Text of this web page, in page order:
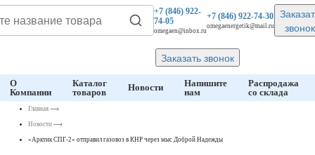
+7 (846)922-
74-05
omegaen@inbox.ru
+7 (846)922-74-30
omegaenergetik@mail.ru
звонок
Заказать звонок
О
Компании
Каталог
товаров
Новости
Напишите
нам
Распродажа
со склада
Главная ⟶
Новости ⟶
«Арктик СПГ-2» отправил газовоз в КНР через мыс Доброй Надежды